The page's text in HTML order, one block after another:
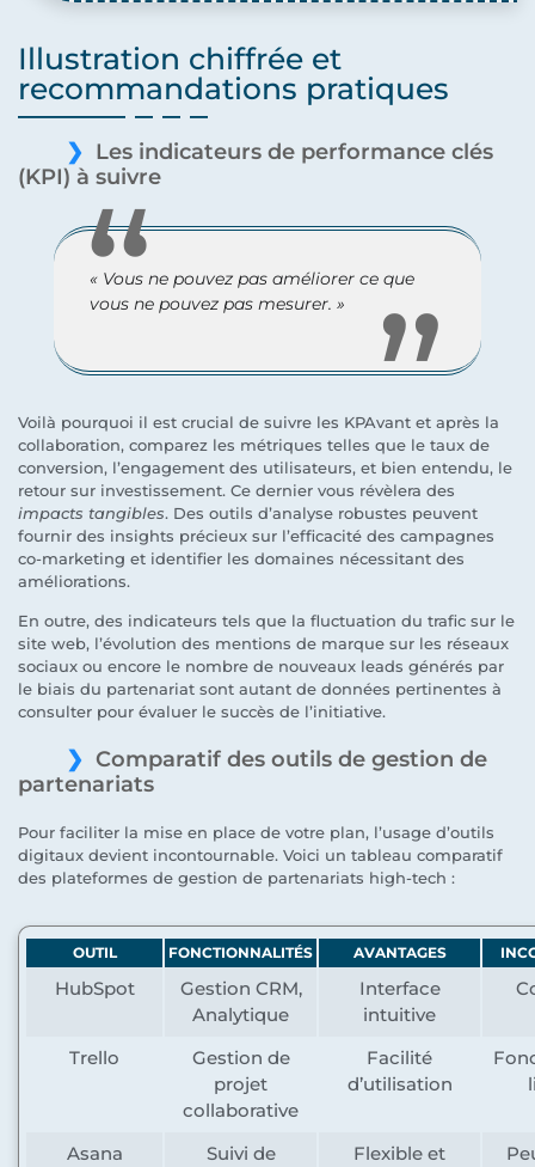
Illustration chiffrée et
recommandations pratiques
Les indicateurs de performance clés
(KPI) à suivre
« Vous ne pouvez pas améliorer ce que
vous ne pouvez pas mesurer. »
Voilà pourquoi il est crucial de suivre les KPAvant et après la
collaboration, comparez les métriques telles que le taux de
conversion, l’engagement des utilisateurs, et bien entendu, le
retour sur investissement. Ce dernier vous révèlera des
impacts tangibles. Des outils d’analyse robustes peuvent
fournir des insights précieux sur l’efficacité des campagnes
co-marketing et identifier les domaines nécessitant des
améliorations.
En outre, des indicateurs tels que la fluctuation du trafic sur le
site web, l’évolution des mentions de marque sur les réseaux
sociaux ou encore le nombre de nouveaux leads générés par
le biais du partenariat sont autant de données pertinentes à
consulter pour évaluer le succès de l’initiative.
Comparatif des outils de gestion de
partenariats
Pour faciliter la mise en place de votre plan, l’usage d’outils
digitaux devient incontournable. Voici un tableau comparatif
des plateformes de gestion de partenariats high-tech :
OUTIL FONCTIONNALITÉS AVANTAGES
HubSpot
Gestion CRM,
Analytique
Interface
intuitive
Trello
Gestion de
projet
collaborative
Facilité
d’utilisation
Asana
Suivi de
Flexible et